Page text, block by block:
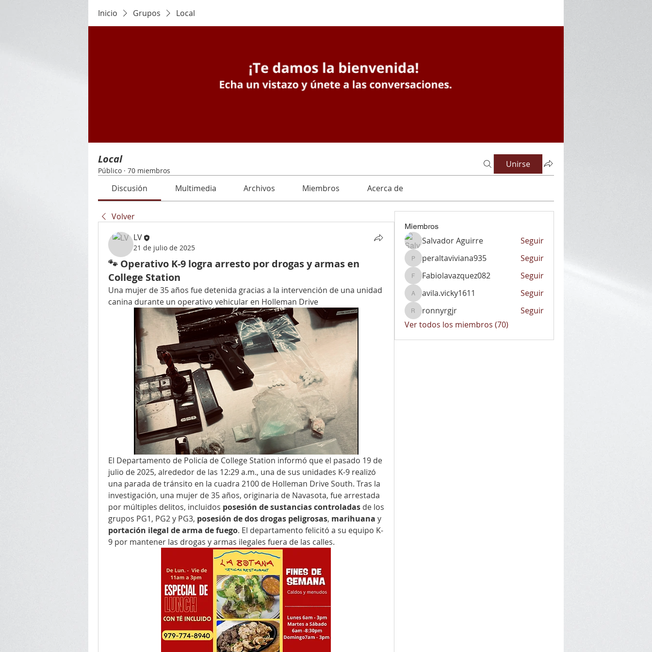
Inicio Grupos Local
Local
Público · 70 miembros
Unirse
Discusión Multimedia Archivos Miembros Acerca de
Volver
LV
21 de julio de 2025
🐾 Operativo K-9 logra arresto por drogas y armas en
College Station
Una mujer de 35 años fue detenida gracias a la intervención de una unidad
canina durante un operativo vehicular en Holleman Drive
El Departamento de Policía de College Station informó que el pasado 19 de
julio de 2025, alrededor de las 12:29 a.m., una de sus unidades K-9 realizó
una parada de tránsito en la cuadra 2100 de Holleman Drive South. Tras la
investigación, una mujer de 35 años, originaria de Navasota, fue arrestada
por múltiples delitos, incluidos posesión de sustancias controladas de los
grupos PG1, PG2 y PG3, posesión de dos drogas peligrosas, marihuana
portación ilegal de arma de fuego. El departamento felicitó a su equipo K-
9 por mantener las drogas y armas ilegales fuera de las calles.
Miembros
Salvador Aguirre Seguir
peraltaviviana935
peraltaviviana935 Seguir
Fabiolavazquez082
Fabiolavazquez082 Seguir
avila.vicky1611
avila.vicky1611 Seguir
ronnyrgjr
ronnyrgjr
Seguir
Ver todos los miembros (70)